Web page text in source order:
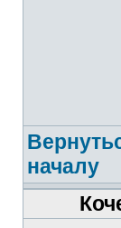
началу